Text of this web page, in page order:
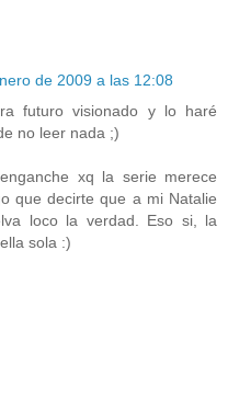
de 2009 a las 12:08
futuro visionado y lo haré
no leer nada ;)
xq la serie merece
que decirte que a mi Natalie
loco la verdad. Eso si, la
sola :)